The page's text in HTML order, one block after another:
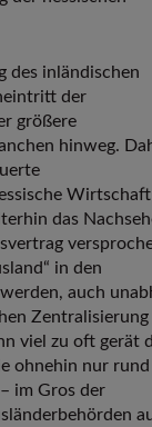
des inländischen
der
größere
hinweg.
das
in den
auch
viel zu oft gerät
ohnehin nur
im Gros der